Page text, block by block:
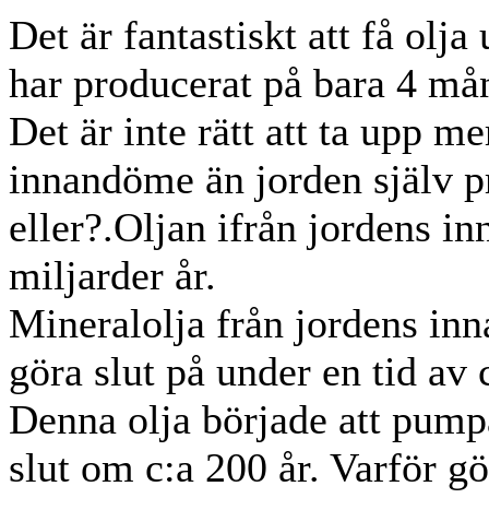
Det är fantastiskt att få olja
har producerat på bara 4
Det är inte rätt att ta upp
innandöme än jorden själv
eller?.Oljan ifrån jordens
miljarder år.
Mineralolja från jordens
göra slut på under en tid av
Denna olja började att
slut om c:a 200 år. Varför